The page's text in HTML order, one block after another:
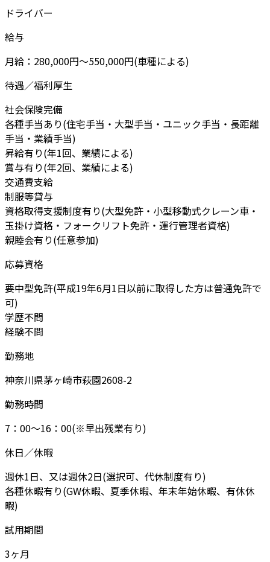
ドライバー
給与
月給：280,000円～550,000円(車種による)
待遇／福利厚生
社会保険完備
各種手当あり(住宅手当・大型手当・ユニック手当・長距離
手当・業績手当)
昇給有り(年1回、業績による)
賞与有り(年2回、業績による)
交通費支給
制服等貸与
資格取得支援制度有り(大型免許・小型移動式クレーン車・
玉掛け資格・フォークリフト免許・運行管理者資格)
親睦会有り(任意参加)
応募資格
要中型免許(平成19年6月1日以前に取得した方は普通免許で
可)
学歴不問
経験不問
勤務地
神奈川県茅ヶ崎市萩園2608-2
勤務時間
7：00～16：00(※早出残業有り)
休日／休暇
週休1日、又は週休2日(選択可、代休制度有り)
各種休暇有り(GW休暇、夏季休暇、年末年始休暇、有休休
暇)
試用期間
3ヶ月